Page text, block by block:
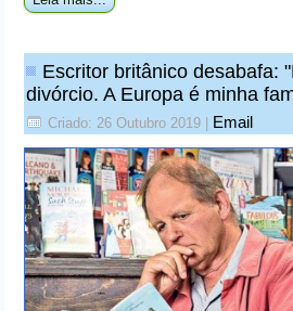
Escritor britânico desabafa:
divórcio. A Europa é minha
Criado: 26 Outubro 2019 Email